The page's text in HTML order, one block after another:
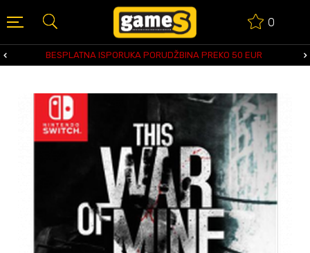
0
BESPLATNA ISPORUKA PORUDŽBINA PREKO 50 EUR